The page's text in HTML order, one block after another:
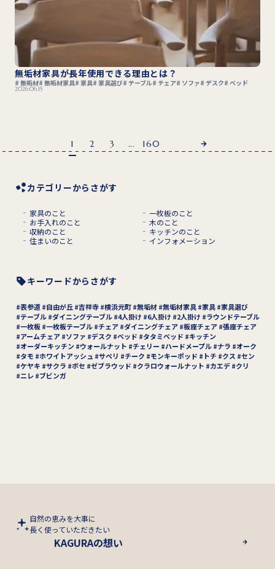
カテゴリーからさがす
家具のこと
一枚板のこと
お手入れのこと
木のこと
収納のこと
キッチンのこと
住まいのこと
インフォメーション
キーワードからさがす
表参道 自由が丘 吉祥寺 横浜元町 無垢材 無垢材家具 家具
家具選び
テーブル ダイニングテーブル 4人掛け 6人掛け 2人掛け
ラウンドテーブル
一枚板 一枚板テーブル チェア ダイニングチェア 板座チェア 張座チェア
アームチェア
ソファ デスク ベッド タタミベッド
キッチン
オーダーキッチン
ウォールナット チェリー ハードメープル ナラ
オーク
タモ
ホワイトアッシュ サペリ チーク モンキーポッド トチ クス
セン
ケヤキ
サクラ ボセ ゼブラウッド クラロウォールナット カエデ
クリ
ニレ
ブビンガ
無垢材家具が長年使用できる理由とは？
無垢材 無垢材家具 家具 家具選び テーブル チェア ソファ デスク ベッド
2026.06.15
1 2 3 ... 160
自然の恵みを大事に
長く使っていただきたい
KAGURAの想い